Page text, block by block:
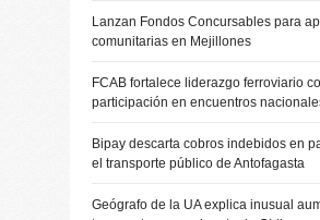
Lanzan Fondos Concursables para
comunitarias en Mejillones
FCAB fortalece liderazgo ferroviario
participación en encuentros
Bipay descarta cobros indebidos en
el transporte público de Antofagasta
Geógrafo de la UA explica inusual